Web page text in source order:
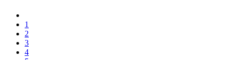
1
2
3
4